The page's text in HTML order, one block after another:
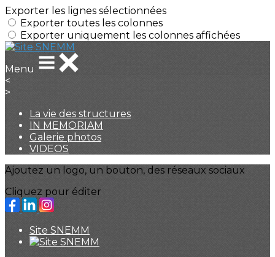
Exporter les lignes sélectionnées
Exporter toutes les colonnes
Exporter uniquement les colonnes affichées
Menu
<
>
La vie des structures
IN MEMORIAM
Galerie photos
VIDEOS
Ajoutez un logo, un bouton, des réseaux sociaux
Cliquez pour éditer
Site SNEMM